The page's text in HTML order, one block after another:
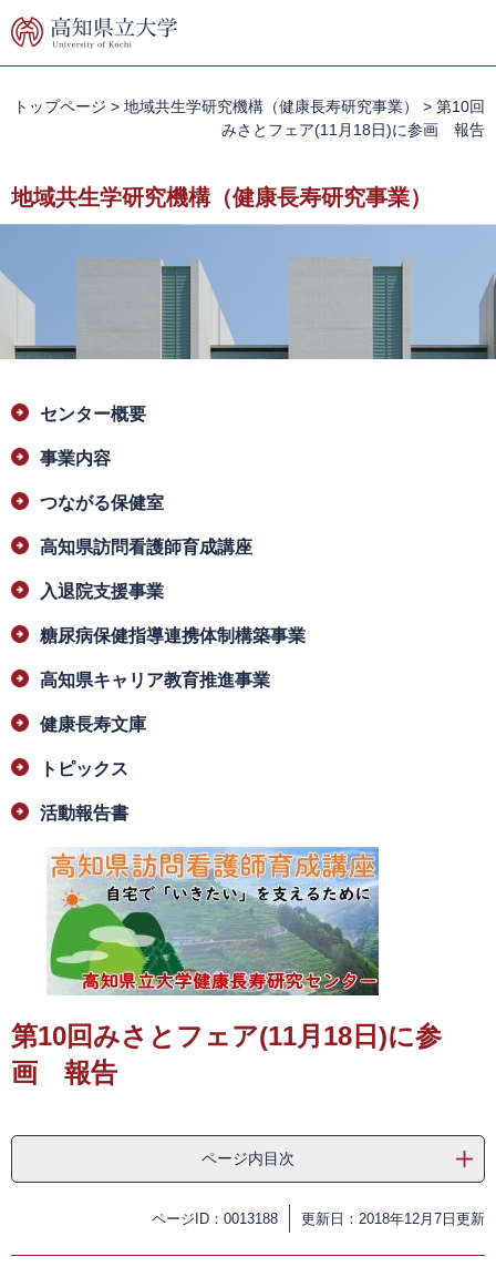
ー
ニ
て
本
へ
トップページ > 地域共生学研究機構（健康長寿研究事業） > 第10回
みさとフェア(11月18日)に参画 報告
地域共生学研究機構（健康長寿研究事業）
文
センター概要
事業内容
つながる保健室
高知県訪問看護師育成講座
入退院支援事業
糖尿病保健指導連携体制構築事業
高知県キャリア教育推進事業
健康長寿文庫
トピックス
活動報告書
第10回みさとフェア(11月18日)に参
画 報告
ページ内目次
ページID：0013188 更新日：2018年12月7日更新